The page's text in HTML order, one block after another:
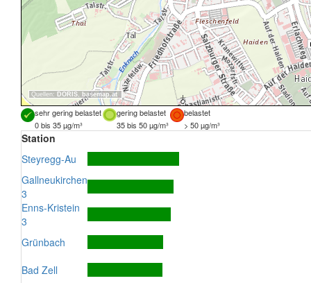
Quellen: DORIS, basemap.at
sehr gering belastet gering belastet
belastet
0 bis 35 µg/m³
35 bis 50 µg/m³ > 50 µg/m³
Station
Steyregg-Au
Gallneukirchen
3
Enns-Kristein
3
Grünbach
Bad Zell